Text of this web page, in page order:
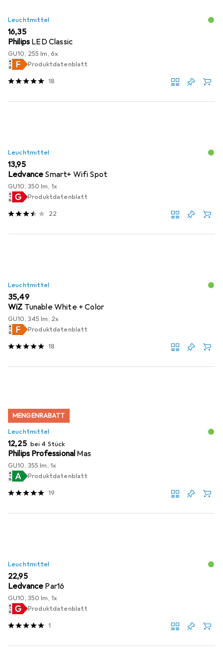
Leuchtmittel
EUR
16,35
Philips LED Classic
GU10, 255 lm, 6x
Produktdatenblatt
18
Leuchtmittel
EUR
13,95
Ledvance Smart+ Wifi Spot
GU10, 350 lm, 1x
Produktdatenblatt
22
Leuchtmittel
EUR
35,49
WiZ Tunable White + Color
GU10, 345 lm, 2x
Produktdatenblatt
18
MENGENRABATT
Leuchtmittel
EUR
12,25 bei 4 Stück
Philips Professional Mas
GU10, 355 lm, 1x
Produktdatenblatt
19
Leuchtmittel
EUR
22,95
Ledvance Par16
GU10, 350 lm, 1x
Produktdatenblatt
1